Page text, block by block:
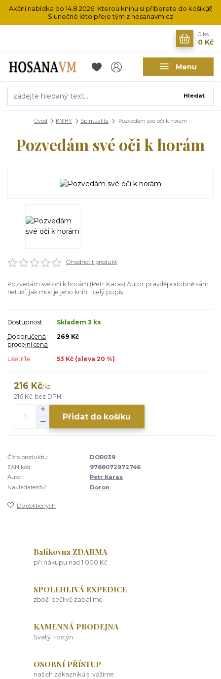
Akční nabídka do 14.8.2026. Kterou knihu si přiberete do košíku?
Slunečné léto přeje tým z hosanavm.cz
Menu
Hledat
0 ks
0 Kč
Úvod KNIHY Spiritualita Pozvedám své oči k horám
Pozvedám své oči k horám
Ohodnotit produkt
Pozvedám své oči k horám (Petr Karas) Autor pravděpodobně sám
netuší, jak moc je jeho knih... celý popis
Dostupnost
Skladem 3 ks
Doporučená
prodejní cena
269 Kč
Ušetříte 53 Kč (sleva 20 %)
216 Kč/ks
216 Kč bez DPH
Přidat do košíku
Číslo produktu:
DOR039
EAN kód:
9788072972746
Autor:
Petr Karas
Nakladatelství:
Doron
Do oblíbených
Balíkovna ZDARMA
při nákupu nad 1 000 Kč
SPOLEHLIVÁ EXPEDICE
zboží pečlivě zabalíme
KAMENNÁ PRODEJNA
Svatý Hostýn
OSOBNÍ PŘÍSTUP
našich zákazníků si vážíme